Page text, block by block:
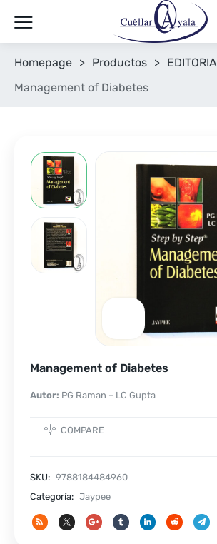
Homepage > Productos >
Management of Diabetes
Management of Diabetes
Autor: PG Raman – LC Gupta
COMPARE
SKU: 9788184484960
Categoría: Jaypee